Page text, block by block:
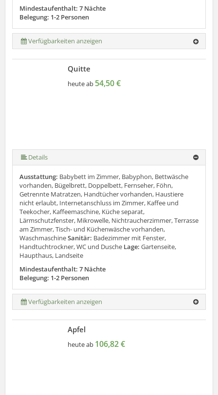
Mindestaufenthalt: 7 Nächte
Belegung: 1-2 Personen
Verfügbarkeiten anzeigen
Quitte
heute ab 54,50 €
Details
Ausstattung: Babybett im Zimmer, Babyphon, Bettwäsche
vorhanden, Bügelbrett, Doppelbett, Fernseher, Föhn,
Getrennte Matratzen, Handtücher vorhanden, Haustiere
nicht erlaubt, Internetanschluss im Zimmer, Kaffee und
Teekocher, Kaffeemaschine, Küche separat,
Lärmschutzfenster, Mikrowelle, Nichtraucherzimmer, Terrasse
am Zimmer, Tisch- und Küchenwäsche vorhanden,
WaschmaschineSanitär: Badezimmer mit Fenster,
Handtuchtrockner, WC und Dusche Lage: Gartenseite,
Haupthaus, Landseite
Mindestaufenthalt: 7 Nächte
Belegung: 1-2 Personen
Verfügbarkeiten anzeigen
Apfel
heute ab 106,82 €